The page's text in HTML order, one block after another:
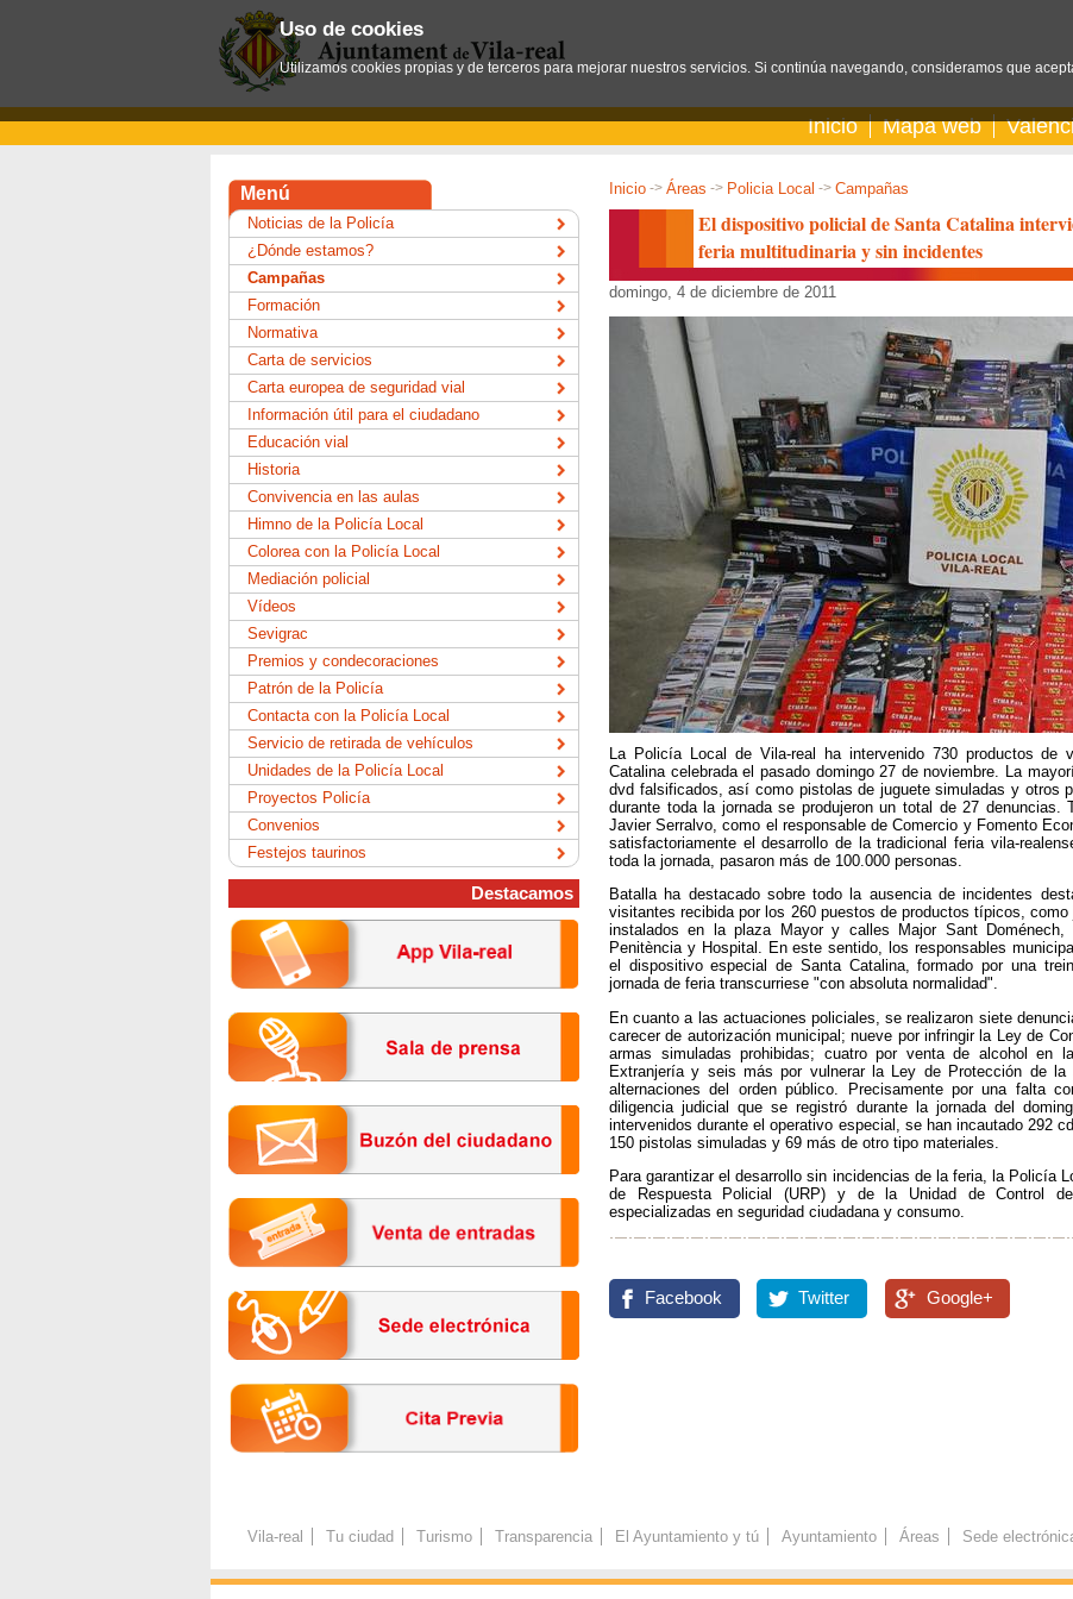
Inicio Mapa web
Inicio -> Áreas -> Policia Local -> Campañas
El dispositivo policial de Santa Catalina
feria multitudinaria y sin incidentes
domingo, 4 de diciembre de 2011
La Policía Local de Vila-real ha intervenido 730 productos de
Catalina celebrada el pasado domingo 27 de noviembre. La
dvd falsificados, así como pistolas de juguete simuladas y otros
durante toda la jornada se produjeron un total de 27 denuncias.
Javier Serralvo, como el responsable de Comercio y Fomento
satisfactoriamente el desarrollo de la tradicional feria vila-
toda la jornada, pasaron más de 100.000 personas.
Batalla ha destacado sobre todo la ausencia de incidentes
visitantes recibida por los 260 puestos de productos típicos,
instalados en la plaza Mayor y calles Major Sant
Penitència y Hospital. En este sentido, los responsables
el dispositivo especial de Santa Catalina, formado por una
jornada de feria transcurriese "con absoluta normalidad".
En cuanto a las actuaciones policiales, se realizaron siete
carecer de autorización municipal; nueve por infringir la Ley de
armas simuladas prohibidas; cuatro por venta de alcohol
Extranjería y seis más por vulnerar la Ley de Protección de la
alternaciones del orden público. Precisamente por una falta
diligencia judicial que se registró durante la jornada del
intervenidos durante el operativo especial, se han incautado 292
150 pistolas simuladas y 69 más de otro tipo materiales.
Para garantizar el desarrollo sin incidencias de la feria, la Policía
de Respuesta Policial (URP) y de la Unidad de Control de
especializadas en seguridad ciudadana y consumo.
Facebook Twitter Google+
Menú
Noticias de la Policía
¿Dónde estamos?
Campañas
Formación
Normativa
Carta de servicios
Carta europea de seguridad vial
Información útil para el ciudadano
Educación vial
Historia
Convivencia en las aulas
Himno de la Policía Local
Colorea con la Policía Local
Mediación policial
Vídeos
Sevigrac
Premios y condecoraciones
Patrón de la Policía
Contacta con la Policía Local
Servicio de retirada de vehículos
Unidades de la Policía Local
Proyectos Policía
Convenios
Festejos taurinos
Destacamos
Vila-real Tu ciudad Turismo Transparencia El Ayuntamiento y tú Ayuntamiento Áreas Sede
Uso de cookies
Utilizamos cookies propias y de terceros para mejorar nuestros servicios. Si continúa navegando, consideramos que